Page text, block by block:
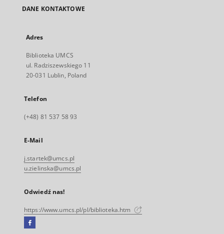
DANE KONTAKTOWE
Adres
Biblioteka UMCS
ul. Radziszewskiego 11
20-031 Lublin, Poland
Telefon
(+48) 81 537 58 93
E-Mail
j.startek@umcs.pl
u.zielinska@umcs.pl
Odwiedź nas!
https://www.umcs.pl/pl/biblioteka.htm
Facebook